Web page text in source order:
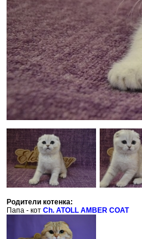
Родители котенка:
Папа - кот Ch. ATOLL AMBER COAT